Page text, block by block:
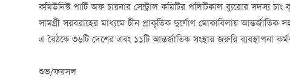
কমিউনিস্ট পার্টি অফ চায়নার সেন্ট্রাল কমিটির পলিটিকাল ব্যুরোর সদস্য
সামগ্রী সরবরাহের মাধ্যমে চীন প্রাকৃতিক দুর্যোগ মোকাবিলায় আন্তর্জাতিক
এ বৈঠকে ৩৬টি দেশের এবং ১১টি আন্তর্জাতিক সংস্থার জরুরি ব্যবস্থাপনা
শুভ/ফয়সল